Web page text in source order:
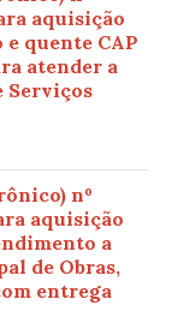
aquisição
quente CAP
atender a
Serviços
nº
aquisição
a
de Obras,
entrega